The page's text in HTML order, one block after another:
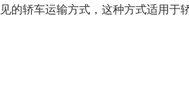
的轿车运输方式，这种方式适用于